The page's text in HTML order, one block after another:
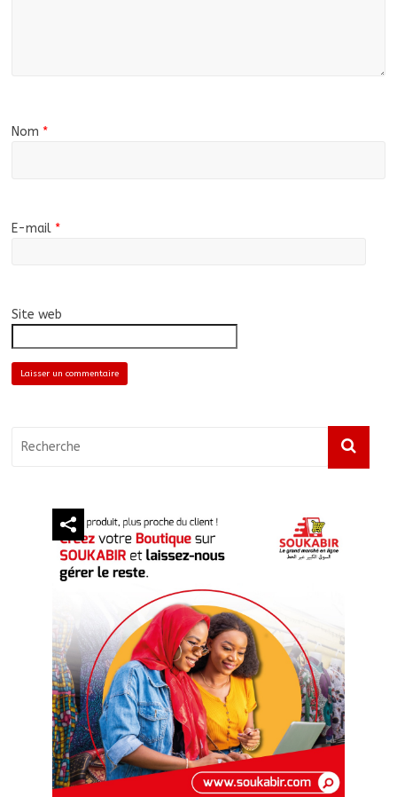
Nom *
E-mail *
Site web